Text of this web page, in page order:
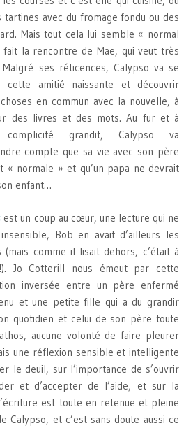
avec du fromage fondu ou des
Mais tout cela lui semble « normal
fait la rencontre de Mae, qui veut très
ses réticences, Calypso va se
cette amitié naissante et découvrir
en commun avec la nouvelle, à
des livres et des mots. Au fur et à
grandit, Calypso va
compte que sa vie avec son père
« normale » et qu’un papa ne devrait
enfant…
est un coup au cœur, une lecture qui ne
Bob en avait d’ailleurs les
comme il lisait dehors, c’était à
Jo Cotterill nous émeut par cette
inversée entre un père enfermé
et une petite fille qui a du grandir
quotidien et celui de son père toute
aucune volonté de faire pleurer
une réflexion sensible et intelligente
le deuil, sur l’importance de s’ouvrir
et d’accepter de l’aide, et sur la
est toute en retenue et pleine
Calypso, et c’est sans doute aussi ce